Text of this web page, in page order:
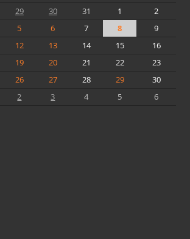
29 30 31 1
2
5 6 7 8
9
12 13 14 15
16
19 20 21 22
23
26 27 28 29
30
2 3 4 5 6